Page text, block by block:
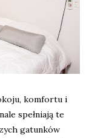
komfortu i
spełniają te
gatunków